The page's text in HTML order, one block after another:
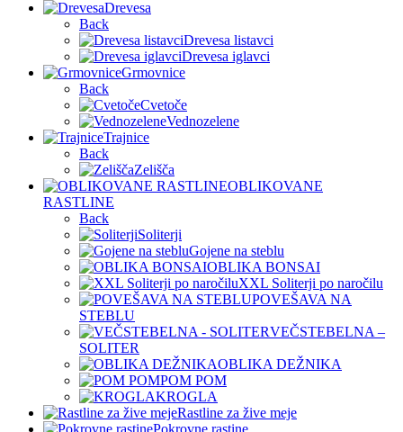
Drevesa
Back
Drevesa listavci
Drevesa iglavci
Grmovnice
Back
Cvetoče
Vednozelene
Trajnice
Back
Zelišča
OBLIKOVANE
RASTLINE
Back
Soliterji
Gojene na steblu
OBLIKA BONSAI
XXL Soliterji po naročilu
POVEŠAVA NA
STEBLU
VEČSTEBELNA –
SOLITER
OBLIKA DEŽNIKA
POM POM
KROGLA
Rastline za žive meje
Pokrovne rastine